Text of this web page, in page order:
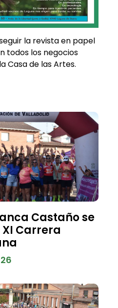
la revista en papel
todos los negocios
Casa de las Artes.
Castaño se
Carrera